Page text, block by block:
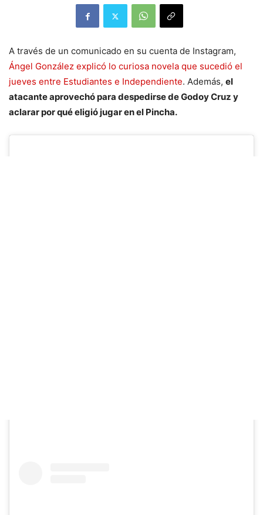
A través de un comunicado en su cuenta de Instagram,
Ángel González explicó lo curiosa novela que sucedió el
jueves entre Estudiantes e Independiente. Además, el
atacante aprovechó para despedirse de Godoy Cruz y
aclarar por qué eligió jugar en el Pincha.